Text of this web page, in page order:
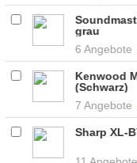
grau
6 Angebote
Kenwood
(Schwarz)
7 Angebote
Sharp XL-